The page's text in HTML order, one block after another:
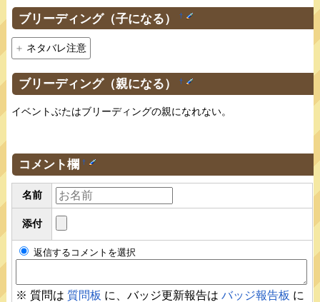
ブリーディング（子になる） †
ネタバレ注意
ブリーディング（親になる） †
イベントぶたはブリーディングの親になれない。
コメント欄 †
名前
添付
返信するコメントを選択
※ 質問は 質問板 に、バッジ更新報告はバッジ報告板 に